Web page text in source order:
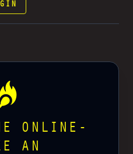
ONLINE-
AN